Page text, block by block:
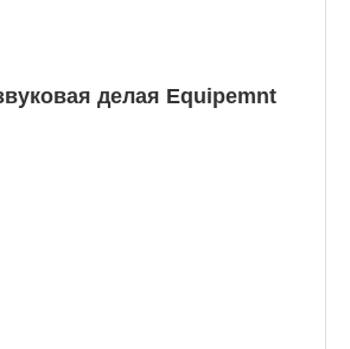
делая Equipemnt